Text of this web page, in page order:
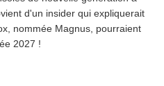
d'un insider qui expliquerait
nommée Magnus, pourraient
2027 !